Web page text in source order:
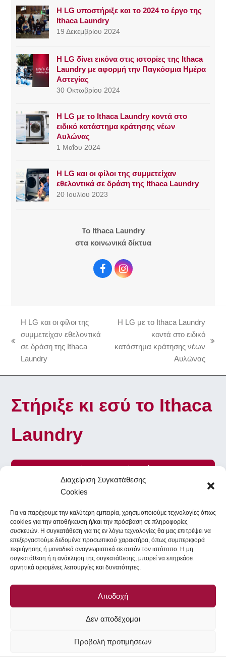
Διαχείριση Συγκατάθεσης
Cookies
Για να παρέχουμε την καλύτερη εμπειρία, χρησιμοποιούμε τεχνολογίες όπως
cookies για την αποθήκευση ή/και την πρόσβαση σε πληροφορίες
συσκευών. Η συγκατάθεση για τις εν λόγω τεχνολογίες θα μας επιτρέψει να
επεξεργαστούμε δεδομένα προσωπικού χαρακτήρα, όπως συμπεριφορά
περιήγησης ή μοναδικά αναγνωριστικά σε αυτόν τον ιστότοπο. Η μη
συγκατάθεση ή η ανάκληση της συγκατάθεσης, μπορεί να επηρεάσει
αρνητικά ορισμένες λειτουργίες και δυνατότητες.
Αποδοχή
Δεν αποδέχομαι
Προβολή προτιμήσεων
Η LG υποστήριξε και το 2024 το έργο της
Ithaca Laundry
19 Δεκεμβρίου 2024
Η LG δίνει εικόνα στις ιστορίες της Ithaca
Laundry με αφορμή την Παγκόσμια Ημέρα
Αστεγίας
30 Οκτωβρίου 2024
Η LG με το Ithaca Laundry κοντά στο
ειδικό κατάστημα κράτησης νέων
Αυλώνας
1 Μαΐου 2024
Η LG και οι φίλοι της συμμετείχαν
εθελοντικά σε δράση της Ithaca Laundry
20 Ιουλίου 2023
To Ithaca Laundry
στα κοινωνικά δίκτυα
F
I
g
a
previous
post:
Η LG και οι φίλοι της
συμμετείχαν εθελοντικά
σε δράση της Ithaca
Laundry
next
Η LG με το Ithaca Laundry
κοντά στο ειδικό
κατάστημα κράτησης νέων
Αυλώνας
Στήριξε κι εσύ το Ithaca
Laundry
Γίνε Εθελοντής
To Ithaca Laundry στα κοινωνικά δίκτυα
FacebookInstagram
All Rights Reserved - CopyrightLG Electronics- Icons provided
Icons8&Font Awesome